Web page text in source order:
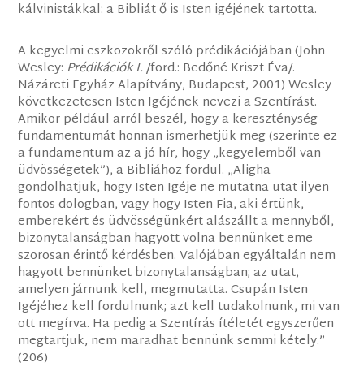
kálvinistákkal: a Bibliát ő is Isten igéjének tartotta.
A kegyelmi eszközökről szóló prédikációjában (John
Wesley: Prédikációk I./ford.: Bedőné Kriszt Éva/.
Názáreti Egyház Alapítvány, Budapest, 2001) Wesley
következetesen Isten Igéjének nevezi a Szentírást.
Amikor például arról beszél, hogy a kereszténység
fundamentumát honnan ismerhetjük meg (szerinte ez
a fundamentum az a jó hír, hogy „kegyelemből van
üdvösségetek”), a Bibliához fordul. „Aligha
gondolhatjuk, hogy Isten Igéje ne mutatna utat ilyen
fontos dologban, vagy hogy Isten Fia, aki értünk,
emberekért és üdvösségünkért alászállt a mennyből,
bizonytalanságban hagyott volna bennünket eme
szorosan érintő kérdésben. Valójában egyáltalán nem
hagyott bennünket bizonytalanságban; az utat,
amelyen járnunk kell, megmutatta. Csupán Isten
Igéjéhez kell fordulnunk; azt kell tudakolnunk, mi van
ott megírva. Ha pedig a Szentírás ítéletét egyszerűen
megtartjuk, nem maradhat bennünk semmi kétely.”
(206)